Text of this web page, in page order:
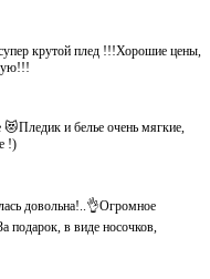
крутой плед !!!Хорошие цены,
и белье очень мягкие,
!)
довольна!..👌Огромное
подарок, в виде носочков,